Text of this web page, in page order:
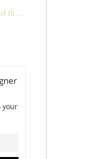
Cloud Dancer, Pantone coulour of the year 2026